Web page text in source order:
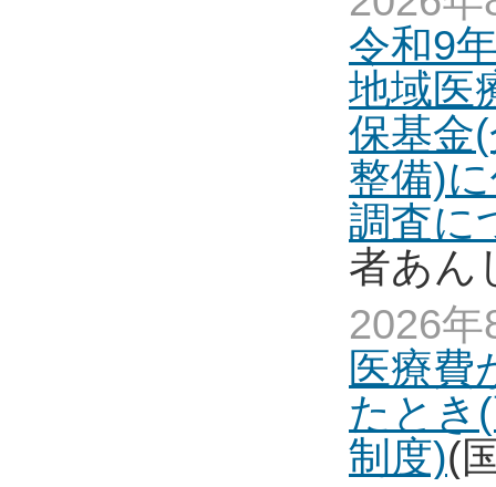
令和9
地域医
保基金
整備)
調査に
者あん
2026
医療費
たとき
制度)(